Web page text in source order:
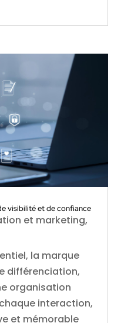
visibilité et de confiance
et marketing,
la marque
différenciation,
organisation
interaction,
et mémorable